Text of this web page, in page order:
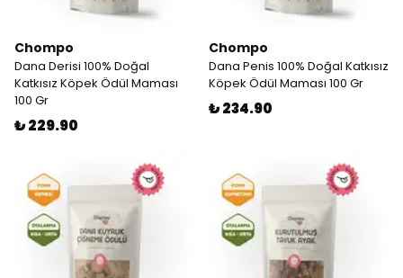
Chompo
Dana Derisi 100% Doğal
Katkısız Köpek Ödül Maması
100 Gr
₺ 229.90
Chompo
Dana Penis 100% Doğal Katkısız
Köpek Ödül Maması 100 Gr
₺ 234.90